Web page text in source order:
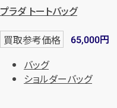
プラダ トートバッグ
買取参考価格 65,000円
バッグ
ショルダーバッグ